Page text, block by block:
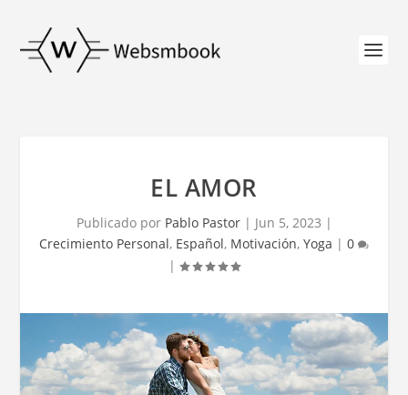
EL AMOR
Publicado por Pablo Pastor| Jun 5, 2023 |
Crecimiento Personal, Español, Motivación, Yoga | 0
|